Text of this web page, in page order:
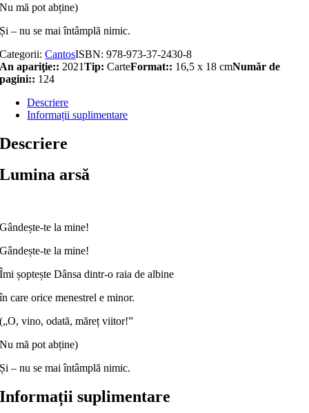
Nu mă pot abține)
Și – nu se mai întâmplă nimic.
Categorii:CantosISBN:978-973-37-2430-8
An apariţie:: 2021Tip: CarteFormat:: 16,5 x 18 cmNumăr de
pagini:: 124
Descriere
Informații suplimentare
Descriere
Lumina arsă
Gândește-te la mine!
Gândește-te la mine!
Îmi șoptește Dânsa dintr-o raia de albine
în care orice menestrel e minor.
(„O, vino, odată, măreț viitor!”
Nu mă pot abține)
Și – nu se mai întâmplă nimic.
Informații suplimentare